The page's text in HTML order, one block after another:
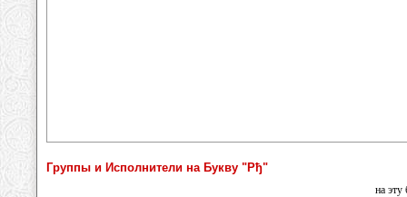
Группы и Исполнители на Букву "Рђ"
на эту